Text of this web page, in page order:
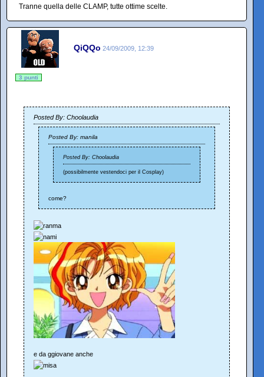
Tranne quella delle CLAMP, tutte ottime scelte.
QiQQo 24/09/2009, 12:39
3 punti
Posted By: Choolaudia
Posted By: manila
Posted By: Choolaudia
(possibilmente vestendoci per il Cosplay)
come?
e da ggiovane anche